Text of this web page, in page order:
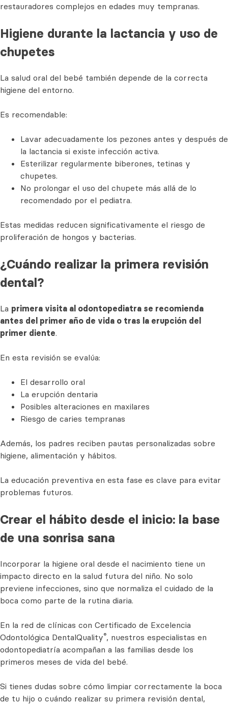
restauradores complejos en edades muy tempranas.
Higiene durante la lactancia y uso de
chupetes
La salud oral del bebé también depende de la correcta
higiene del entorno.
Es recomendable:
Lavar adecuadamente los pezones antes y después de
la lactancia si existe infección activa.
Esterilizar regularmente biberones, tetinas y
chupetes.
No prolongar el uso del chupete más allá de lo
recomendado por el pediatra.
Estas medidas reducen significativamente el riesgo de
proliferación de hongos y bacterias.
¿Cuándo realizar la primera revisión
dental?
La primera visita al odontopediatra se recomienda
antes del primer año de vida o tras la erupción del
primer diente.
En esta revisión se evalúa:
El desarrollo oral
La erupción dentaria
Posibles alteraciones en maxilares
Riesgo de caries tempranas
Además, los padres reciben pautas personalizadas sobre
higiene, alimentación y hábitos.
La educación preventiva en esta fase es clave para evitar
problemas futuros.
Crear el hábito desde el inicio: la base
de una sonrisa sana
Incorporar la higiene oral desde el nacimiento tiene un
impacto directo en la salud futura del niño. No solo
previene infecciones, sino que normaliza el cuidado de la
boca como parte de la rutina diaria.
En la red de clínicas con Certificado de Excelencia
Odontológica DentalQuality®, nuestros especialistas en
odontopediatría acompañan a las familias desde los
primeros meses de vida del bebé.
Si tienes dudas sobre cómo limpiar correctamente la boca
de tu hijo o cuándo realizar su primera revisión dental,